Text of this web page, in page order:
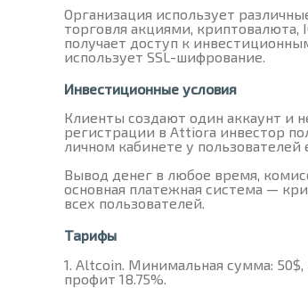
Организация использует
торговля акциями, криптовалюта,
получает доступ к
использует SSL-шифрование.
Инвестиционные условия
Клиенты создают один аккаунт и
регистрации в Attiora инвестор
личном кабинете у
Вывод денег в любое время,
основная платежная система —
всех пользователей.
Тарифы
Altcoin. Минимальная сумма: 50$,
профит 18.75%.